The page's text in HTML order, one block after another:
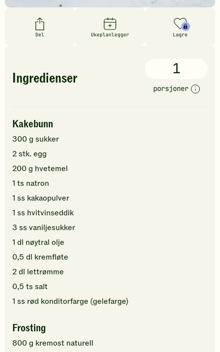
Del Ukeplanlegger Lagre
Ingredienser
1
porsjoner
Kakebunn
300g sukker
2stk. egg
200g hvetemel
1 ts natron
1 ss kakaopulver
1 ss hvitvinseddik
3 ss vaniljesukker
1 dl nøytral olje
0,5 dl kremfløte
2dl lettrømme
0,5 ts salt
1 ss rød konditorfarge (gelefarge)
Frosting
800g kremost naturell